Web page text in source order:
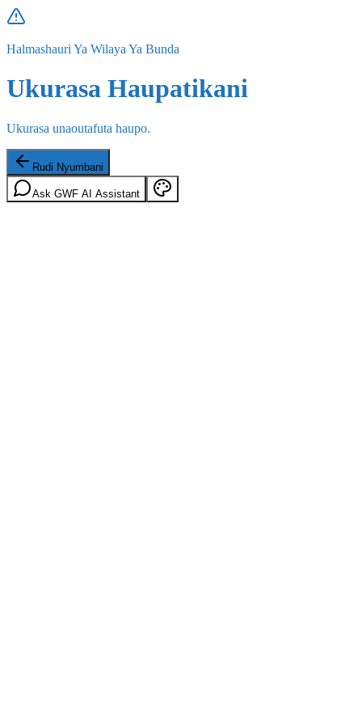
Halmashauri Ya Wilaya Ya Bunda
Ukurasa Haupatikani
Ukurasa unaoutafuta haupo.
Rudi Nyumbani
Ask GWF AI Assistant